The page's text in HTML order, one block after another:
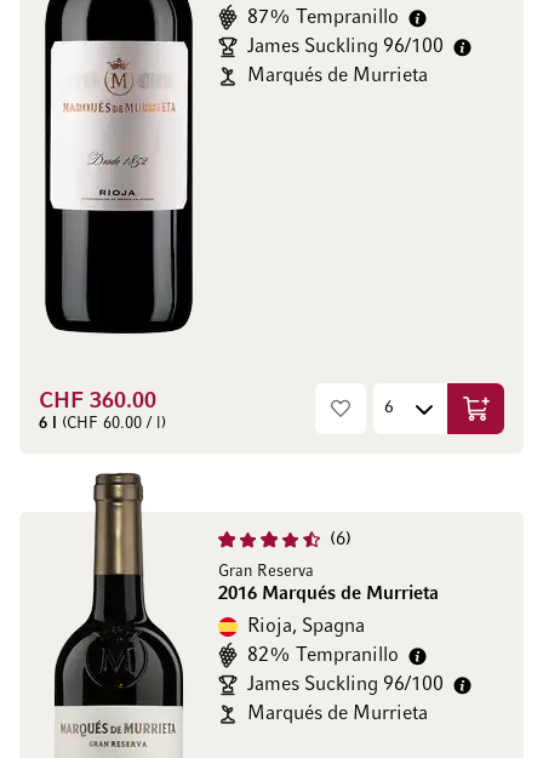
87% Tempranillo
James Suckling 96/100
Marqués de Murrieta
CHF 360.00
6 l (CHF 60.00 / l)
6
Gran Reserva
2016 Marqués de Murrieta
Rioja, Spagna
82% Tempranillo
James Suckling 96/100
Marqués de Murrieta